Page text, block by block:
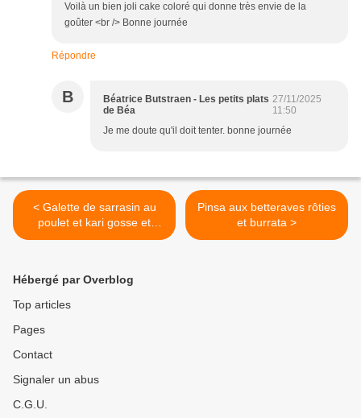
Voilà un bien joli cake coloré qui donne très envie de la
goûter <br /> Bonne journée
Répondre
B
Béatrice Butstraen - Les petits plats
de Béa
27/11/2025
11:50
Je me doute qu'il doit tenter. bonne journée
< Galette de sarrasin au
poulet et kari gosse et
gratin de chou fleur au
Pinsa aux betteraves rôties
et burrata >
Hébergé par Overblog
Top articles
Pages
Contact
Signaler un abus
C.G.U.